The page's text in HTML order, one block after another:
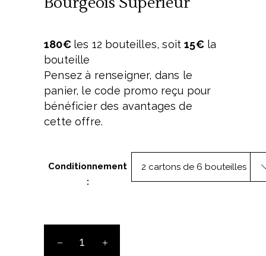
180€ les 12 bouteilles, soit15€la
bouteille
Pensez à renseigner, dans le
panier, le code promo reçu pour
bénéficier des avantages de
cette offre.
Conditionnement
:
2 cartons de 6 bouteilles
Découverte